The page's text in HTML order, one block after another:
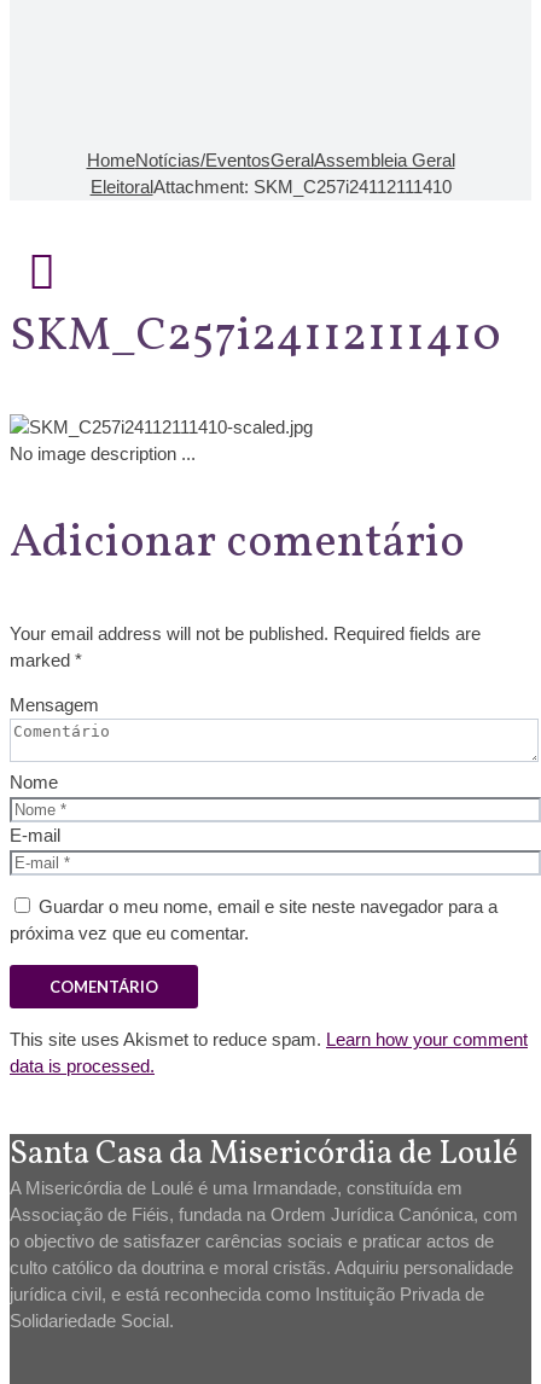
HomeNotícias/EventosGeralAssembleia Geral
EleitoralAttachment: SKM_C257i24112111410
SKM_C257i24112111410
No image description ...
Adicionar comentário
Your email address will not be published. Required fields are
marked *
Mensagem
Nome
E-mail
Guardar o meu nome, email e site neste navegador para a
próxima vez que eu comentar.
This site uses Akismet to reduce spam. Learn how your comment
data is processed.
Santa Casa da Misericórdia de Loulé
A Misericórdia de Loulé é uma Irmandade, constituída em
Associação de Fiéis, fundada na Ordem Jurídica Canónica, com
o objectivo de satisfazer carências sociais e praticar actos de
culto católico da doutrina e moral cristãs. Adquiriu personalidade
jurídica civil, e está reconhecida como Instituição Privada de
Solidariedade Social.